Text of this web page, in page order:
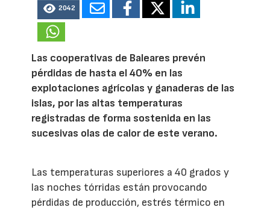
2042
Las cooperativas de Baleares prevén
pérdidas de hasta el 40% en las
explotaciones agrícolas y ganaderas de las
islas, por las altas temperaturas
registradas de forma sostenida en las
sucesivas olas de calor de este verano.
Las temperaturas superiores a 40 grados y
las noches tórridas están provocando
pérdidas de producción, estrés térmico en